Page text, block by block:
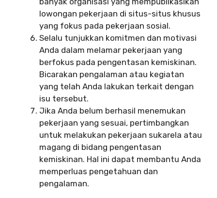
lowongan pekerjaan di situs-situs khusus
yang fokus pada pekerjaan sosial.
Selalu tunjukkan komitmen dan motivasi
Anda dalam melamar pekerjaan yang
berfokus pada pengentasan kemiskinan.
Bicarakan pengalaman atau kegiatan
yang telah Anda lakukan terkait dengan
isu tersebut.
Jika Anda belum berhasil menemukan
pekerjaan yang sesuai, pertimbangkan
untuk melakukan pekerjaan sukarela atau
magang di bidang pengentasan
kemiskinan. Hal ini dapat membantu Anda
memperluas pengetahuan dan
pengalaman.